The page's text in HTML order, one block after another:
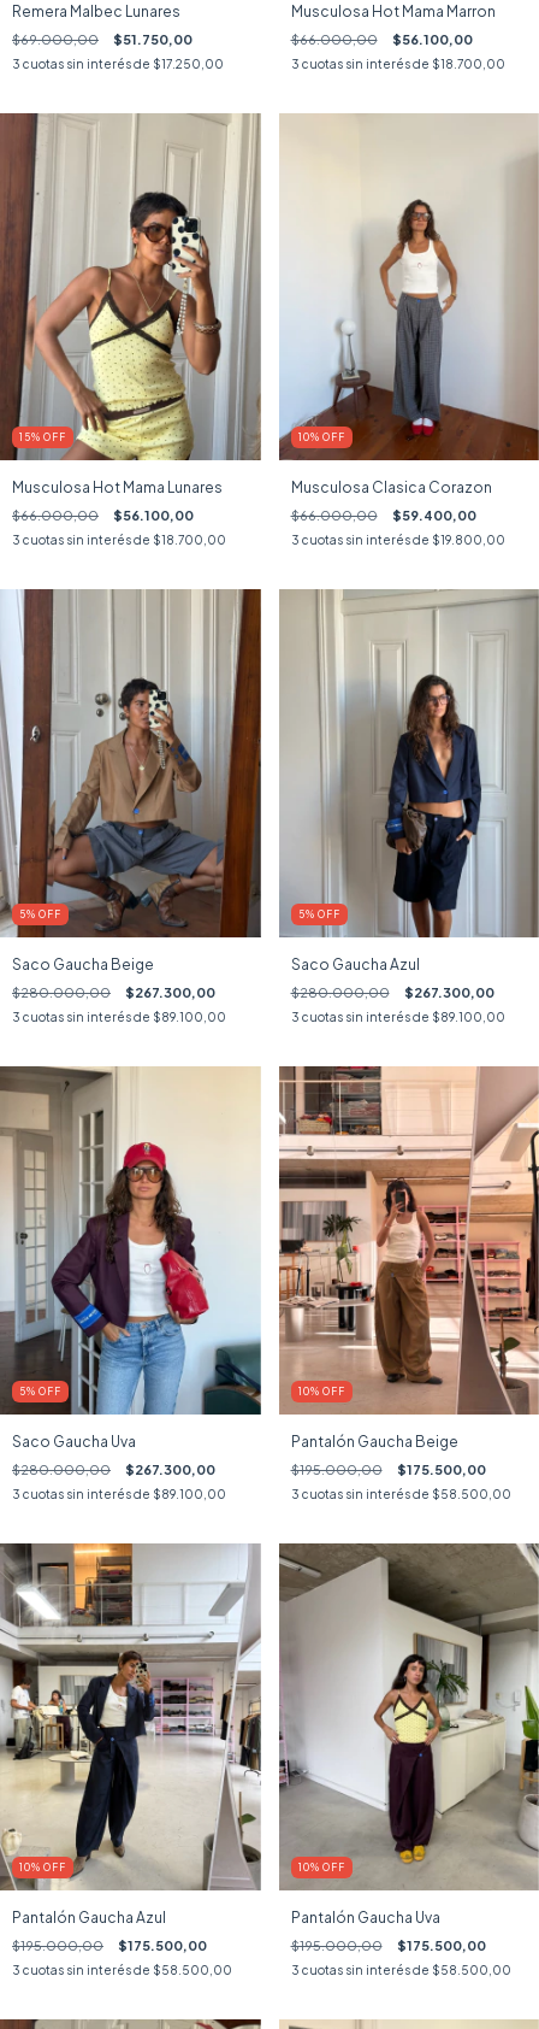
Remera Malbec Lunares
$69.000,00 $51.750,00
3 cuotas sin interés de $17.250,00
Musculosa Hot Mama Marron
$66.000,00 $56.100,00
3 cuotas sin interés de $18.700,00
15% OFF
Musculosa Hot Mama Lunares
$66.000,00 $56.100,00
3 cuotas sin interés de $18.700,00
10% OFF
Musculosa Clasica Corazon
$66.000,00 $59.400,00
3 cuotas sin interés de $19.800,00
5% OFF
Saco Gaucha Beige
$280.000,00 $267.300,00
3 cuotas sin interés de $89.100,00
5% OFF
Saco Gaucha Azul
$280.000,00 $267.300,00
3 cuotas sin interés de $89.100,00
5% OFF
Saco Gaucha Uva
$280.000,00 $267.300,00
3 cuotas sin interés de $89.100,00
10% OFF
Pantalón Gaucha Beige
$195.000,00 $175.500,00
3 cuotas sin interés de $58.500,00
10% OFF
Pantalón Gaucha Azul
$195.000,00 $175.500,00
3 cuotas sin interés de $58.500,00
10% OFF
Pantalón Gaucha Uva
$195.000,00 $175.500,00
3 cuotas sin interés de $58.500,00